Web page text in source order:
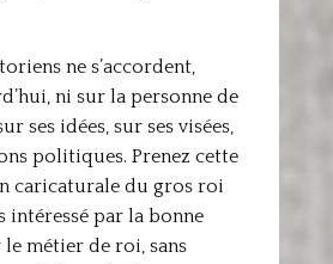
ne s’accordent,
ni sur la personne de
ses idées, sur ses visées,
politiques. Prenez cette
caricaturale du gros roi
intéressé par la bonne
métier de roi, sans